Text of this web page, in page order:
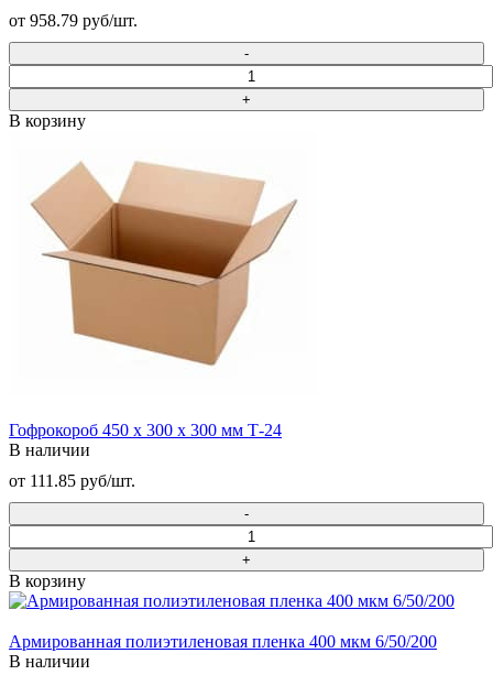
от 958.79 руб/шт.
В корзину
Гофрокороб 450 х 300 х 300 мм Т-24
В наличии
от 111.85 руб/шт.
В корзину
Армированная полиэтиленовая пленка 400 мкм 6/50/200
В наличии